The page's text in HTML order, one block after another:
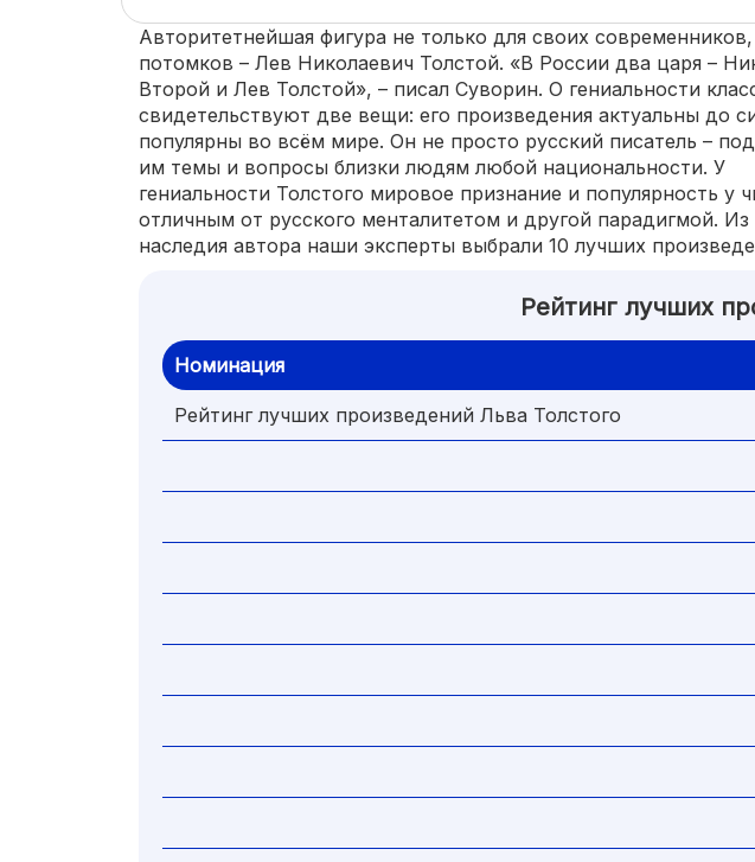
Авторитетнейшая фигура не только для своих
потомков – Лев Николаевич Толстой. «В России два царя –
Второй и Лев Толстой», – писал Суворин. О гениальности
свидетельствуют две вещи: его произведения актуальны до
популярны во всём мире. Он не просто русский писатель –
им темы и вопросы близки людям любой национальности. У
гениальности Толстого мировое признание и популярность у
отличным от русского менталитетом и другой парадигмой. Из
наследия автора наши эксперты выбрали 10 лучших
Рейтинг лучших
Номинация
Рейтинг лучших произведений Льва Толстого